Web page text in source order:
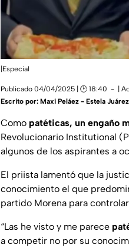
|Especial
Publicado 04/04/2025 | 🕑 18:40 |
Escrito por: Maxi Peláez - Estela Juárez
Como patéticas, un engaño
Revolucionario Institutional
algunos de los aspirantes a
El priista lamentó que la
conocimiento el que
partido Morena para
“Las he visto y me parece
a competir no por su